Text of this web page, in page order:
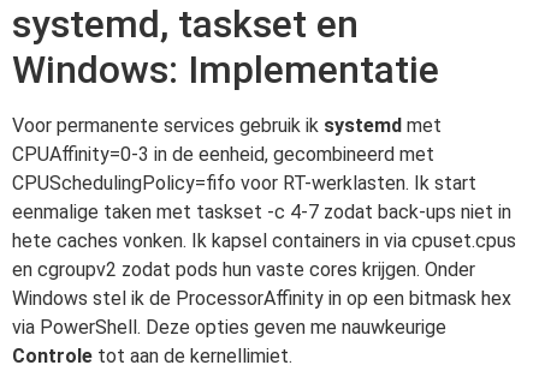
systemd, taskset en
Windows: Implementatie
Voor permanente services gebruik ik systemd met
CPUAffinity=0-3 in de eenheid, gecombineerd met
CPUSchedulingPolicy=fifo voor RT-werklasten. Ik start
eenmalige taken met taskset -c 4-7 zodat back-ups niet in
hete caches vonken. Ik kapsel containers in via cpuset.cpus
en cgroupv2 zodat pods hun vaste cores krijgen. Onder
Windows stel ik de ProcessorAffinity in op een bitmask hex
via PowerShell. Deze opties geven me nauwkeurige
Controle tot aan de kernellimiet.